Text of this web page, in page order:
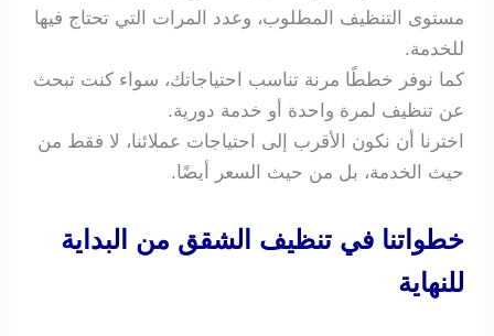
مستوى التنظيف المطلوب، وعدد المرات التي تحتاج فيها
للخدمة.
كما نوفر خططًا مرنة تناسب احتياجاتك، سواء كنت تبحث
عن تنظيف لمرة واحدة أو خدمة دورية.
اخترنا أن نكون الأقرب إلى احتياجات عملائنا، لا فقط من
حيث الخدمة، بل من حيث السعر أيضًا.
خطواتنا في تنظيف الشقق من البداية
للنهاية